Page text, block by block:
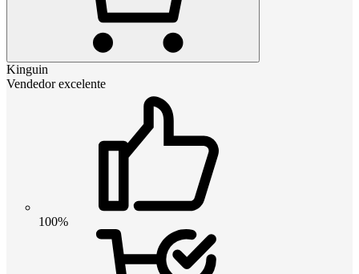
Kinguin
Vendedor excelente
100%